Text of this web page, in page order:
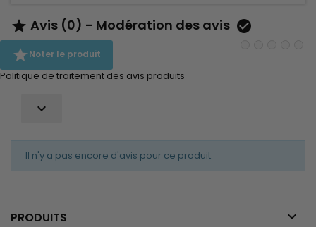
 Avis (0) - Modération des avis 
Noter le produit
Politique de traitement des avis produits

Il n'y a pas encore d'avis pour ce produit.
PRODUITS 